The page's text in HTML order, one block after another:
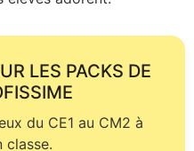
LES PACKS DE
du CE1 au CM2 à
classe.